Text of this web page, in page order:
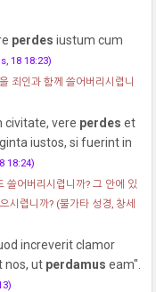
perdes iustum cum
18 18:23)
죄인과 함께 쓸어버리시렵니
civitate, vere perdes et
iustos, si fuerint in
18:24)
쓸어버리시렵니까? 그 안에 있
시렵니까? (불가타 성경, 창세
increverit clamor
nos, ut perdamus eam".